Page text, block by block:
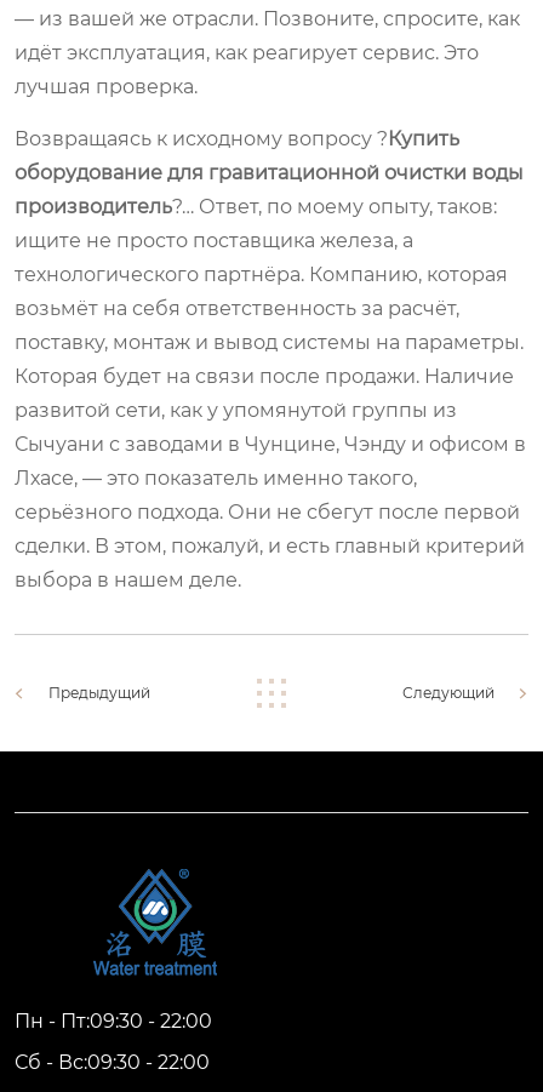
— из вашей же отрасли. Позвоните, спросите, как
идёт эксплуатация, как реагирует сервис. Это
лучшая проверка.
Возвращаясь к исходному вопросу ?Купить
оборудование для гравитационной очистки воды
производитель?… Ответ, по моему опыту, таков:
ищите не просто поставщика железа, а
технологического партнёра. Компанию, которая
возьмёт на себя ответственность за расчёт,
поставку, монтаж и вывод системы на параметры.
Которая будет на связи после продажи. Наличие
развитой сети, как у упомянутой группы из
Сычуани с заводами в Чунцине, Чэнду и офисом в
Лхасе, — это показатель именно такого,
серьёзного подхода. Они не сбегут после первой
сделки. В этом, пожалуй, и есть главный критерий
выбора в нашем деле.
Предыдущий Следующий
Пн - Пт:09:30 - 22:00
Сб - Вс:09:30 - 22:00